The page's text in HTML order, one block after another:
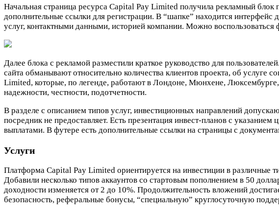
Начальная страница ресурса Capital Pay Limited получила рекламный
дополнительные ссылки для регистрации. В “шапке” находится
услуг, контактными данными, историей компании. Можно воспользоваться
Далее блока с рекламой разместили краткое руководство для
сайта обманывают относительно количества клиентов проекта, об
Limited, которые, по легенде, работают в Лондоне, Мюнхене,
надежности, честности, подотчетности.
В разделе с описанием типов услуг, инвестиционных направлений
посредник не предоставляет. Есть презентация инвест-планов с
выплатами. В футере есть дополнительные ссылки на страницы с
Услуги
Платформа Capital Pay Limited ориентируется на инвестиции в различные
Добавили несколько типов аккаунтов со стартовым пополнением в 50
доходности изменяется от 2 до 10%. Продолжительность вложений
безопасность, реферальные бонусы, “специальную” круглосуточную